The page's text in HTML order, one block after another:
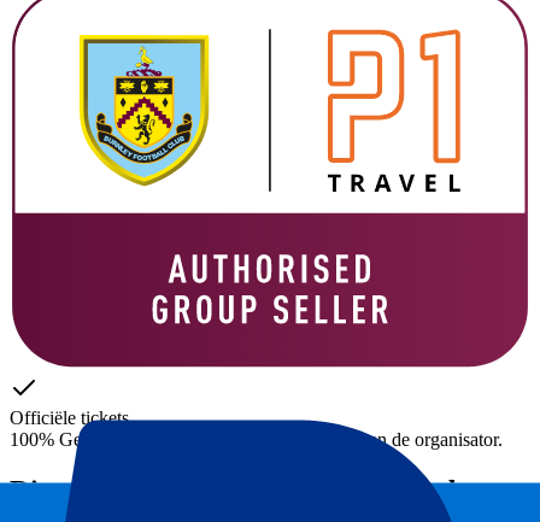
Officiële tickets
100% Gegarandeerde toegang – tickets direct van de organisator.
Dit evenement heeft al plaatsgevonden